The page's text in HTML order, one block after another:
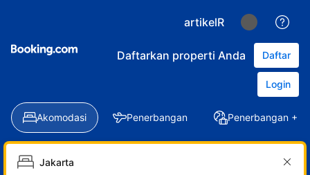
artikelR
Daftarkan properti Anda Daftar
Login
Akomodasi Penerbangan Penerbangan +